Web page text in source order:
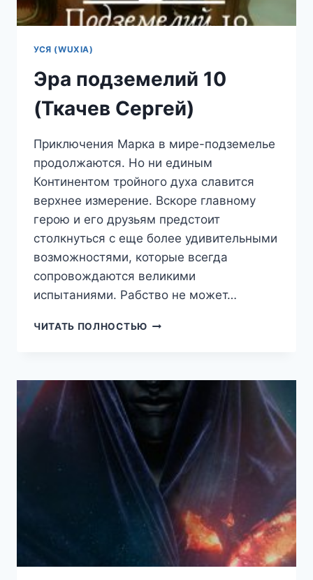
УСЯ (WUXIA)
Эра подземелий 10
(Ткачев Сергей)
Приключения Марка в мире-подземелье
продолжаются. Но ни единым
Континентом тройного духа славится
верхнее измерение. Вскоре главному
герою и его друзьям предстоит
столкнуться с еще более удивительными
возможностями, которые всегда
сопровождаются великими
испытаниями. Рабство не может…
ЧИТАТЬ ПОЛНОСТЬЮ ЭРА
СЕРГЕЙ)